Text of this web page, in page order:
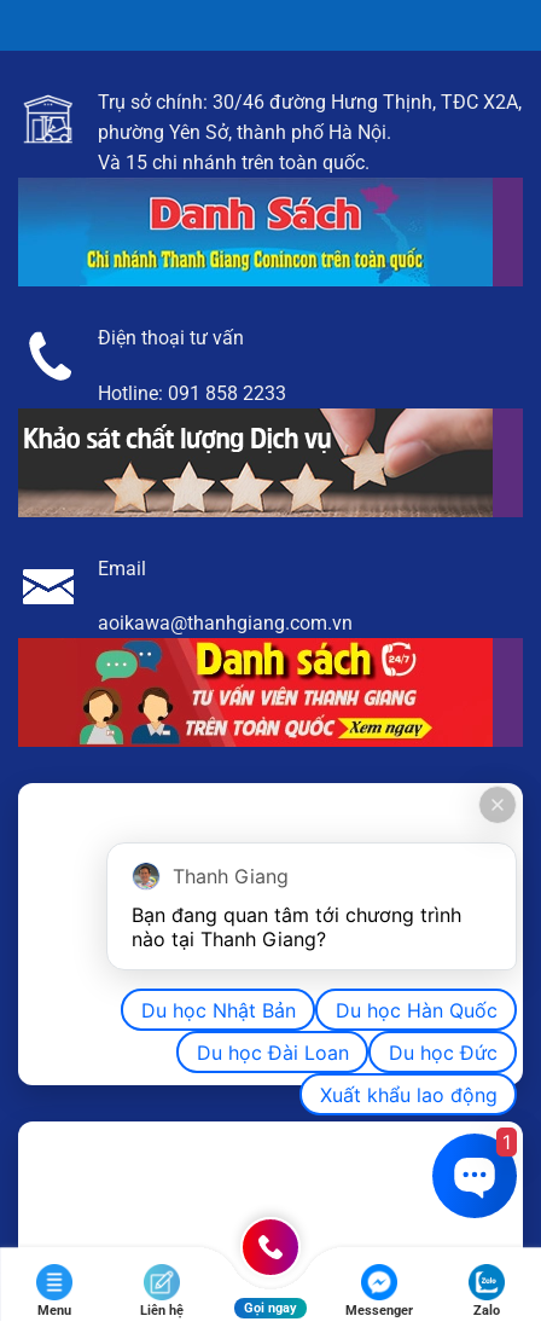
Trụ sở chính: 30/46 đường Hưng Thịnh, TĐC X2A,
phường Yên Sở, thành phố Hà Nội.
Và 15 chi nhánh trên toàn quốc.
Điện thoại tư vấn
Hotline: 091 858 2233
Email
aoikawa@thanhgiang.com.vn
Menu Liên hệ Gọi ngay Messenger Zalo
Thanh Giang
Bạn đang quan tâm tới chương trình
nào tại Thanh Giang?
Du học Nhật Bản
Du học Hàn Quốc
Du học Đài Loan
Du học Đức
Xuất khẩu lao động
1